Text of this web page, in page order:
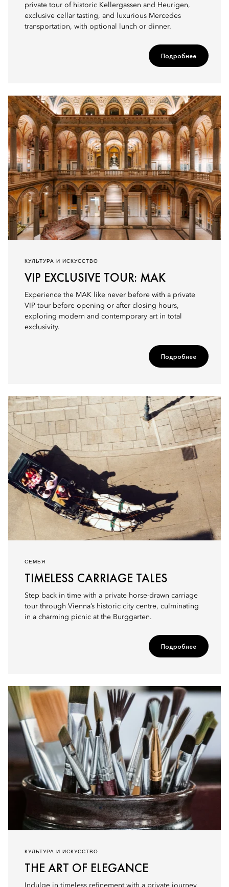
private tour of historic Kellergassen and Heurigen,
exclusive cellar tasting, and luxurious Mercedes
transportation, with optional lunch or dinner.
Подробнее
КУЛЬТУРА И ИСКУССТВО
VIP EXCLUSIVE TOUR: MAK
Experience the MAK like never before with a private
VIP tour before opening or after closing hours,
exploring modern and contemporary art in total
exclusivity.
Подробнее
СЕМЬЯ
TIMELESS CARRIAGE TALES
Step back in time with a private horse-drawn carriage
tour through Vienna’s historic city centre, culminating
in a charming picnic at the Burggarten.
Подробнее
КУЛЬТУРА И ИСКУССТВО
THE ART OF ELEGANCE
Indulge in timeless refinement with a private journey